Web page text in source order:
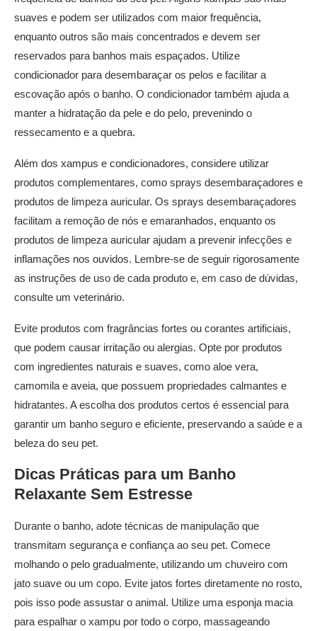
suaves e podem ser utilizados com maior frequência,
enquanto outros são mais concentrados e devem ser
reservados para banhos mais espaçados. Utilize
condicionador para desembaraçar os pelos e facilitar a
escovação após o banho. O condicionador também ajuda a
manter a hidratação da pele e do pelo, prevenindo o
ressecamento e a quebra.
Além dos xampus e condicionadores, considere utilizar
produtos complementares, como sprays desembaraçadores e
produtos de limpeza auricular. Os sprays desembaraçadores
facilitam a remoção de nós e emaranhados, enquanto os
produtos de limpeza auricular ajudam a prevenir infecções e
inflamações nos ouvidos. Lembre-se de seguir rigorosamente
as instruções de uso de cada produto e, em caso de dúvidas,
consulte um veterinário.
Evite produtos com fragrâncias fortes ou corantes artificiais,
que podem causar irritação ou alergias. Opte por produtos
com ingredientes naturais e suaves, como aloe vera,
camomila e aveia, que possuem propriedades calmantes e
hidratantes. A escolha dos produtos certos é essencial para
garantir um banho seguro e eficiente, preservando a saúde e a
beleza do seu pet.
Dicas Práticas para um Banho
Relaxante Sem Estresse
Durante o banho, adote técnicas de manipulação que
transmitam segurança e confiança ao seu pet. Comece
molhando o pelo gradualmente, utilizando um chuveiro com
jato suave ou um copo. Evite jatos fortes diretamente no rosto,
pois isso pode assustar o animal. Utilize uma esponja macia
para espalhar o xampu por todo o corpo, massageando